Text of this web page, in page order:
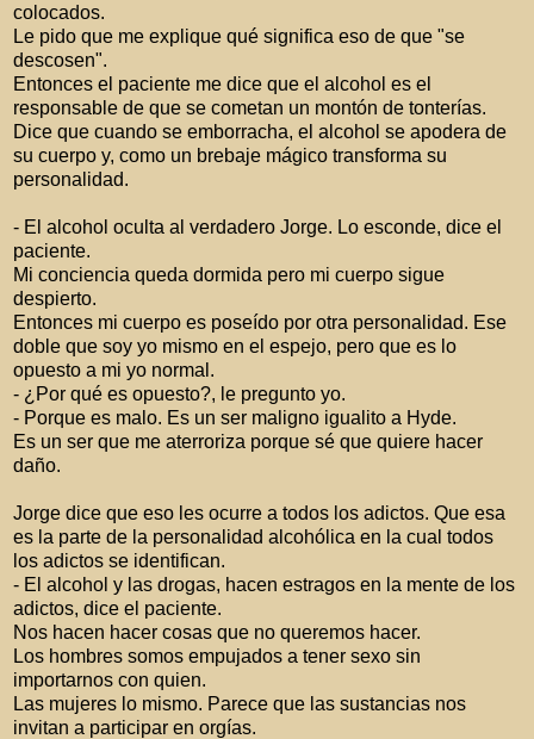
colocados.
Le pido que me explique qué significa eso de que "se
descosen".
Entonces el paciente me dice que el alcohol es el
responsable de que se cometan un montón de tonterías.
Dice que cuando se emborracha, el alcohol se apodera de
su cuerpo y, como un brebaje mágico transforma su
personalidad.
- El alcohol oculta al verdadero Jorge. Lo esconde, dice el
paciente.
Mi conciencia queda dormida pero mi cuerpo sigue
despierto.
Entonces mi cuerpo es poseído por otra personalidad. Ese
doble que soy yo mismo en el espejo, pero que es lo
opuesto a mi yo normal.
- ¿Por qué es opuesto?, le pregunto yo.
- Porque es malo. Es un ser maligno igualito a Hyde.
Es un ser que me aterroriza porque sé que quiere hacer
daño.
Jorge dice que eso les ocurre a todos los adictos. Que esa
es la parte de la personalidad alcohólica en la cual todos
los adictos se identifican.
- El alcohol y las drogas, hacen estragos en la mente de los
adictos, dice el paciente.
Nos hacen hacer cosas que no queremos hacer.
Los hombres somos empujados a tener sexo sin
importarnos con quien.
Las mujeres lo mismo. Parece que las sustancias nos
invitan a participar en orgías.